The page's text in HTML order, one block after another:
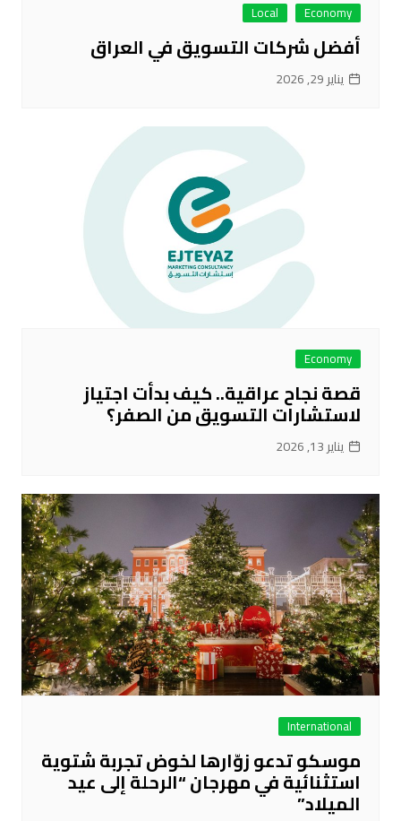
Economy
Local
أفضل شركات التسويق في العراق
يناير 29, 2026
Economy
قصة نجاح عراقية.. كيف بدأت اجتياز
لاستشارات التسويق من الصفر؟
يناير 13, 2026
International
موسكو تدعو زوّارها لخوض تجربة شتوية
استثنائية في مهرجان “الرحلة إلى عيد
الميلاد”